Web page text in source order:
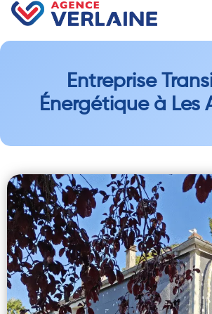
Entreprise
Énergétique à Les